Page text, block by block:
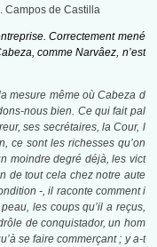
Campos de Castilla
Correctement mené
comme Narvâez, n’est
mesure même où Cabeza d
nous bien. Ce qui fait pal
ses secrétaires, la Cour, l
ce sont les richesses qu’on
moindre degré déjà, les vict
de tout cela chez notre aute
-, il raconte comment i
les coups qu’il a reçus,
de conquistador, un hom
se faire commerçant ; y a-t